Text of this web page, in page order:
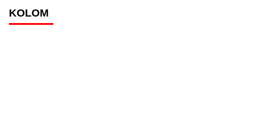
KOLOM